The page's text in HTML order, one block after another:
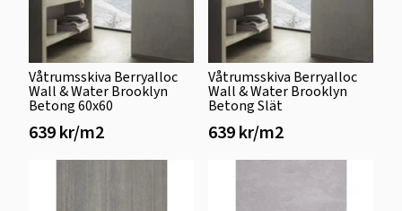
Våtrumsskiva Berryalloc
Wall & Water Brooklyn
Betong 60x60
639 kr/m2
Våtrumsskiva Berryalloc
Wall & Water Brooklyn
Betong Slät
639 kr/m2